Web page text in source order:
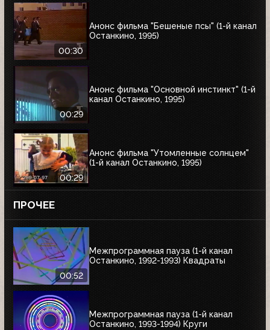
00:30
Анонс фильма "Бешеные псы" (1-й канал
Останкино, 1995)
00:29
Анонс фильма "Основной инстинкт" (1-й
канал Останкино, 1995)
00:29
Анонс фильма "Утомленные солнцем"
(1-й канал Останкино, 1995)
ПРОЧЕЕ
00:52
Межпрограммная пауза (1-й канал
Останкино, 1992-1993) Квадраты
Межпрограммная пауза (1-й канал
Останкино, 1993-1994) Круги